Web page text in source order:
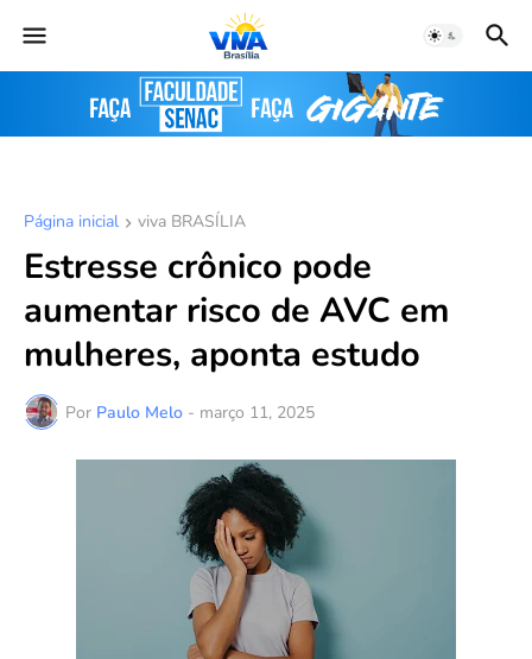
Página inicial viva BRASÍLIA
Estresse crônico pode
aumentar risco de AVC em
mulheres, aponta estudo
Por Paulo Melo - março 11, 2025